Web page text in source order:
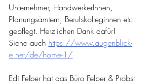
Unternehmer, HandwerkerInnen,
Planungsämtern, Berufskolleginnen etc.
gepflegt. Herzlichen Dank dafür!
Siehe auch https://www.augenblick-
e.net/de/home-1/
Edi Felber hat das Büro Felber & Probst